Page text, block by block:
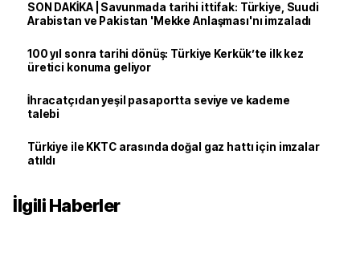
SON DAKİKA | Savunmada tarihi ittifak: Türkiye, Suudi
Arabistan ve Pakistan 'Mekke Anlaşması'nı imzaladı
100 yıl sonra tarihi dönüş: Türkiye Kerkük’te ilk kez
üretici konuma geliyor
İhracatçıdan yeşil pasaportta seviye ve kademe
talebi
Türkiye ile KKTC arasında doğal gaz hattı için imzalar
atıldı
İlgili Haberler